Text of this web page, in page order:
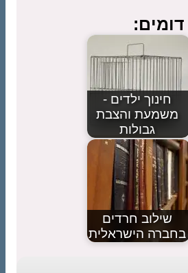
חינוך ילדים -
משמעת והצבת
גבולות
שילוב חרדים
בחברה הישראלית